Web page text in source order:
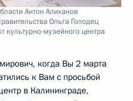
Антон Алиханов
Ольга Голодец
культурно-музейного центра
когда Вы 2 марта
к Вам с просьбой
в Калининграде,